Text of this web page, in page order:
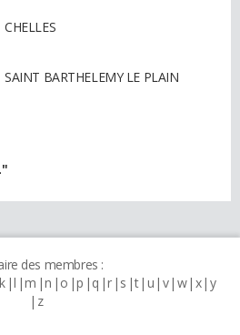
BARTHELEMY LE PLAIN
des membres :
k l m n o p q r s t u v w x y
z